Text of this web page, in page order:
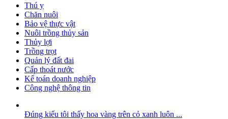
Thú y
Chăn nuôi
Bảo vệ thực vật
Nuôi trồng thủy sản
Thủy lợi
Trồng trọt
Quản lý đất đai
Cấp thoát nước
Kế toán doanh nghiệp
Công nghệ thông tin
Đúng kiểu tôi thấy hoa vàng trên cỏ xanh luôn ...